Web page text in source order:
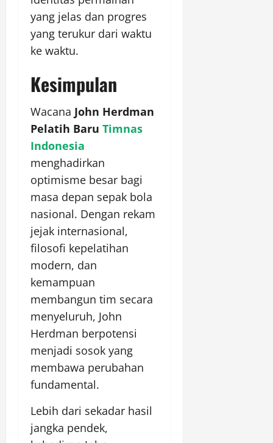
yang jelas dan progres
yang terukur dari waktu
ke waktu.
Kesimpulan
Wacana John Herdman
Pelatih Baru Timnas
Indonesia
menghadirkan
optimisme besar bagi
masa depan sepak bola
nasional. Dengan rekam
jejak internasional,
filosofi kepelatihan
modern, dan
kemampuan
membangun tim secara
menyeluruh, John
Herdman berpotensi
menjadi sosok yang
membawa perubahan
fundamental.
Lebih dari sekadar hasil
jangka pendek,